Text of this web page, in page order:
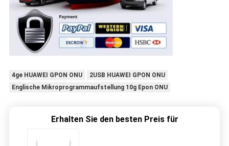
4ge HUAWEI GPON ONU
2USB HUAWEI GPON ONU
Englische Mikroprogrammaufstellung 10g Epon ONU
Erhalten Sie den besten Preis für